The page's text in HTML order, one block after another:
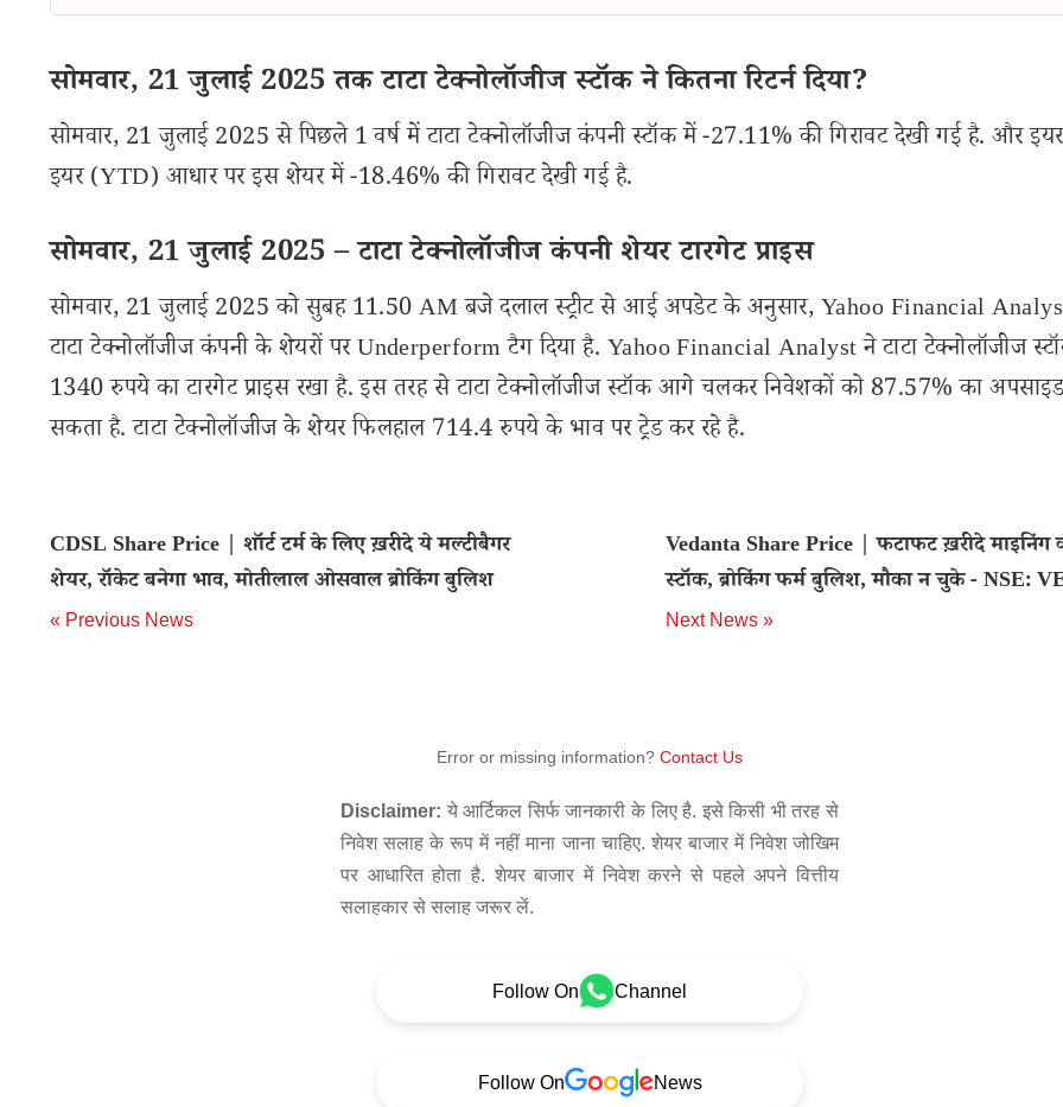
सोमवार, 21 जुलाई 2025 तक टाटा टेक्नोलॉजीज स्टॉक ने कितना रिटर्न दिया?
सोमवार, 21 जुलाई 2025 से पिछले 1 वर्ष में टाटा टेक्नोलॉजीज कंपनी स्टॉक में -27.11% की गिरावट देखी गई है. और
इयर (YTD) आधार पर इस शेयर में -18.46% की गिरावट देखी गई है.
सोमवार, 21 जुलाई 2025 – टाटा टेक्नोलॉजीज कंपनी शेयर टारगेट प्राइस
सोमवार, 21 जुलाई 2025 को सुबह 11.50 AM बजे दलाल स्ट्रीट से आई अपडेट के अनुसार, Yahoo Financial
टाटा टेक्नोलॉजीज कंपनी के शेयरों पर Underperform टैग दिया है. Yahoo Financial Analyst ने टाटा टेक्नोलॉजीज
1340 रुपये का टारगेट प्राइस रखा है. इस तरह से टाटा टेक्नोलॉजीज स्टॉक आगे चलकर निवेशकों को 87.57% का अपसाइड
सकता है. टाटा टेक्नोलॉजीज के शेयर फिलहाल 714.4 रुपये के भाव पर ट्रेड कर रहे है.
CDSL Share Price | शॉर्ट टर्म के लिए ख़रीदे ये मल्टीबैगर
शेयर, रॉकेट बनेगा भाव, मोतीलाल ओसवाल ब्रोकिंग बुलिश
« Previous News
Vedanta Share Price | फटाफट ख़रीदे माइनिंग
स्टॉक, ब्रोकिंग फर्म बुलिश, मौका न चुके - NSE:
Next News »
Error or missing information? Contact Us
Disclaimer: ये आर्टिकल सिर्फ जानकारी के लिए है. इसे किसी भी तरह से
निवेश सलाह के रूप में नहीं माना जाना चाहिए. शेयर बाजार में निवेश जोखिम
पर आधारित होता है. शेयर बाजार में निवेश करने से पहले अपने वित्तीय
सलाहकार से सलाह जरूर लें.
Follow On Channel
Follow On News